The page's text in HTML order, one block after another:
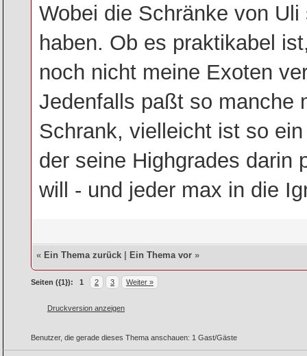
Wobei die Schränke von
haben. Ob es praktikabel
noch nicht meine Exoten
Jedenfalls paßt so manche
Schrank, vielleicht ist so
der seine Highgrades darin
will - und jeder max in die
« Ein Thema zurück Ein Thema vor »
Seiten ({1}): 1 2 3 Weiter »
Druckversion anzeigen
Benutzer, die gerade dieses Thema anschauen: 1 Gast/Gäste